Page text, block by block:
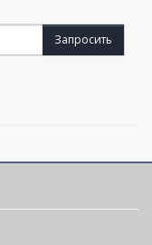
Запросить